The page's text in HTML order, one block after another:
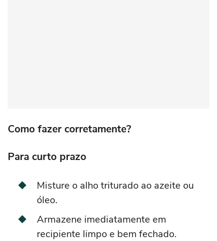
Como fazer corretamente?
Para curto prazo
Misture o alho triturado ao azeite ou
óleo.
Armazene imediatamente em
recipiente limpo e bem fechado.